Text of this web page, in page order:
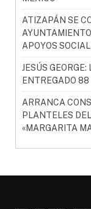
ATIZAPÁN SE
APOYOS
JESÚS
ENTREGADO
ARRANCA
PLANTELES
«MARGARITA